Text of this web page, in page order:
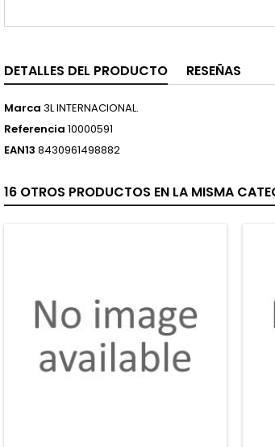
DETALLES DEL PRODUCTO RESEÑAS
Marca 3L INTERNACIONAL.
Referencia 10000591
EAN13 8430961498882
16 OTROS PRODUCTOS EN LA MISMA